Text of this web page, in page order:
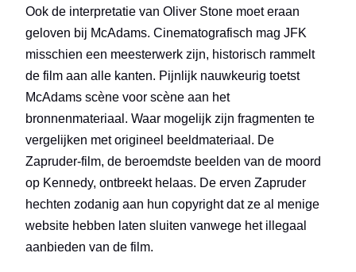
Ook de interpretatie van Oliver Stone moet eraan
geloven bij McAdams. Cinematografisch mag JFK
misschien een meesterwerk zijn, historisch rammelt
de film aan alle kanten. Pijnlijk nauwkeurig toetst
McAdams scène voor scène aan het
bronnenmateriaal. Waar mogelijk zijn fragmenten te
vergelijken met origineel beeldmateriaal. De
Zapruder-film, de beroemdste beelden van de moord
op Kennedy, ontbreekt helaas. De erven Zapruder
hechten zodanig aan hun copyright dat ze al menige
website hebben laten sluiten vanwege het illegaal
aanbieden van de film.